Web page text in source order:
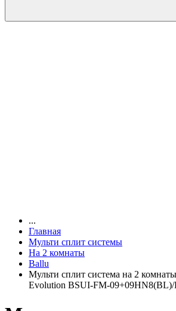
...
Главная
Мульти сплит системы
На 2 комнаты
Ballu
Мульти сплит система на 2
Evolution BSUI-FM-